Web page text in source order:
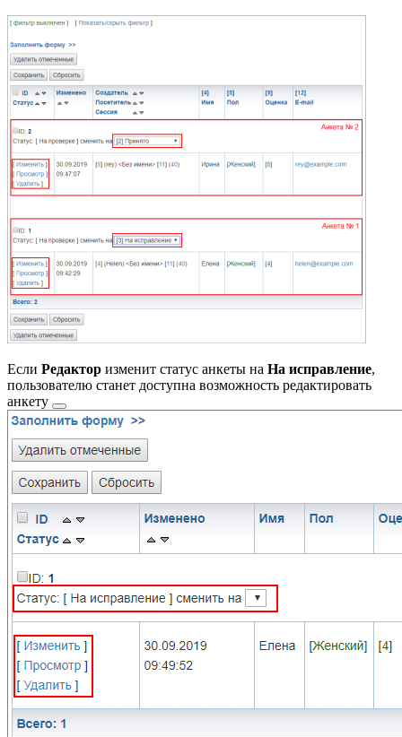
Если Редактор изменит статус анкеты на На исправление,
пользователю станет доступна возможность редактировать
анкету